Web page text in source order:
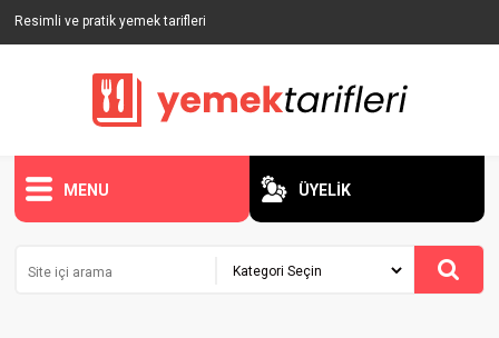
Resimli ve pratik yemek tarifleri
MENU ÜYELİK